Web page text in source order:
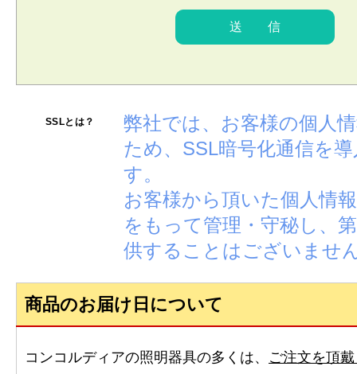
SSLとは？
弊社では、お客様の個人
ため、SSL暗号化通信を
す。
お客様から頂いた個人情
をもって管理・守秘し、
供することはございませ
商品のお届け日について
コンコルディアの照明器具の多くは、 ご注文を頂